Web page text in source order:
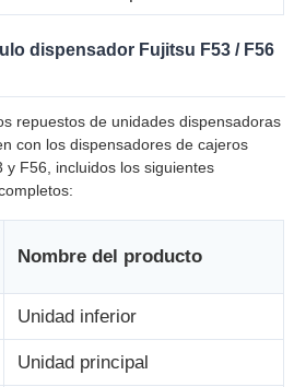
ATM
OKI
de Genmega
dispensador Fujitsu F53 / F56
repuestos de unidades dispensadoras
con los dispensadores de cajeros
y F56, incluidos los siguientes
Nombre del producto
Unidad inferior
Unidad principal